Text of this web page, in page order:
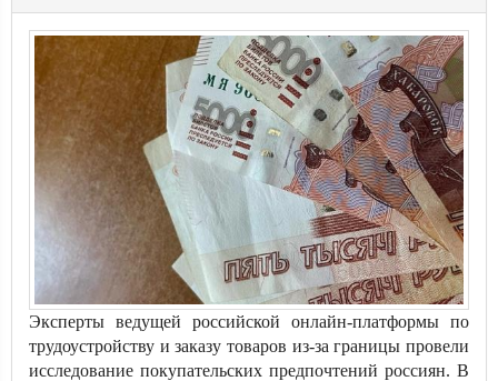
Эксперты ведущей российской онлайн-платформы по
трудоустройству и заказу товаров из-за границы провели
исследование покупательских предпочтений россиян. В